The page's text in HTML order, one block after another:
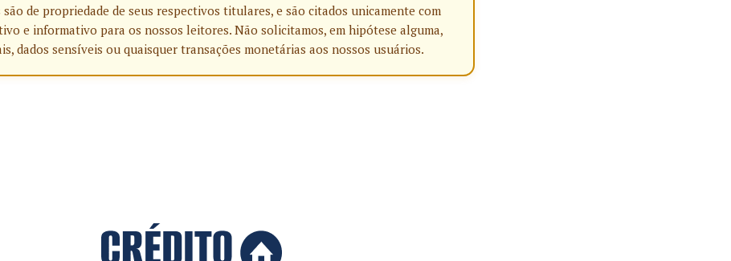
são de propriedade de seus respectivos titulares, e são citados unicamente com
e informativo para os nossos leitores. Não solicitamos, em hipótese alguma,
dados sensíveis ou quaisquer transações monetárias aos nossos usuários.